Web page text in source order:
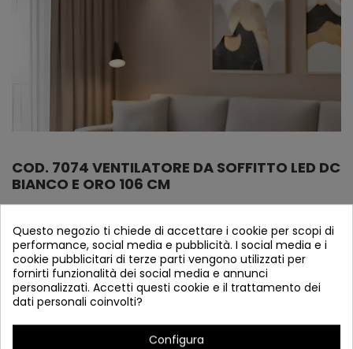
COD. 7074 VENTILATORE DA SOFFITTO LED DC
BIANCO E ORO 106 CM
Riferimento 7074
Verifica disponibilità
*VENDITA PROMOZIONALE AFFINCHÉ I NOSTRI CLIENTI
POSSANO VENDERLO SUL WEB O IN NEGOZIO*
Questo negozio ti chiede di accettare i cookie per scopi di
performance, social media e pubblicità. I social media e i
cookie pubblicitari di terze parti vengono utilizzati per
fornirti funzionalità dei social media e annunci
personalizzati. Accetti questi cookie e il trattamento dei
dati personali coinvolti?
Configura